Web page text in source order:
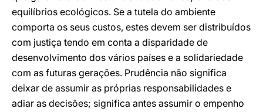
equilíbrios ecológicos. Se a tutela do ambiente
comporta os seus custos, estes devem ser distribuídos
com justiça tendo em conta a disparidade de
desenvolvimento dos vários países e a solidariedade
com as futuras gerações. Prudência não significa
deixar de assumir as próprias responsabilidades e
adiar as decisões; significa antes assumir o empenho